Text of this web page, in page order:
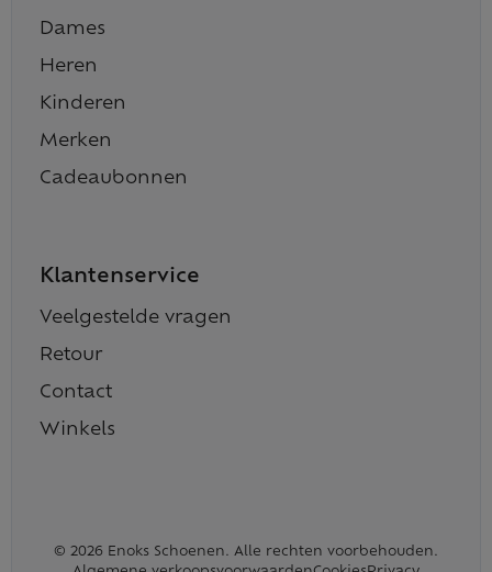
Dames
Heren
Kinderen
Merken
Cadeaubonnen
Klantenservice
Veelgestelde vragen
Retour
Contact
Winkels
© 2026 Enoks Schoenen. Alle rechten voorbehouden.